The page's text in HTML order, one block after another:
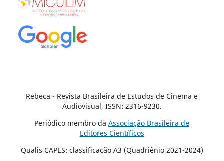
Rebeca - Revista Brasileira de Estudos de Cinema e
Audiovisual, ISSN: 2316-9230.
Periódico membro da Associação Brasileira de
Editores Científicos
Qualis CAPES: classificação A3 (Quadriênio 2021-2024)